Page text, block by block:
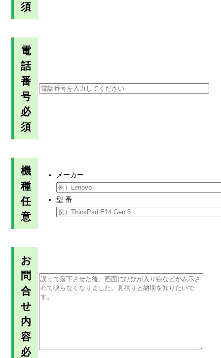
須
電
話
番
号
必
須
機
種
任
意
メーカー
型 番
お
問
合
せ
内
容
必